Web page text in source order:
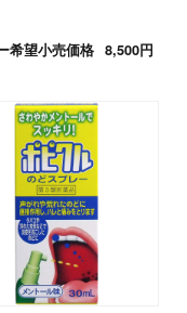
希望小売価格 8,500円